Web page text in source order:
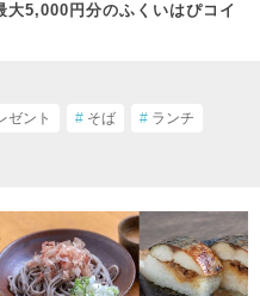
5,000円分のふくいはぴコイ
ゼント # そば # ランチ